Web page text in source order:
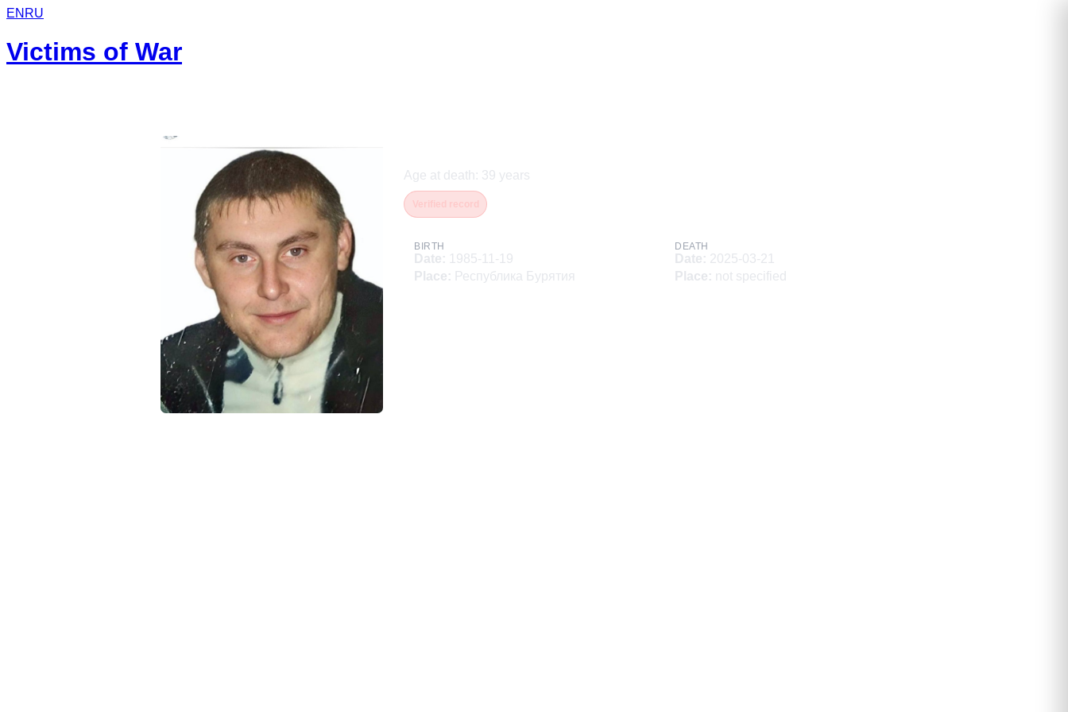
EN RU
Victims of War
Age at death : 39 years
BIRTH
Date: 1985-11-19
Place: Республика Бурятия
DEATH
Date: 2025-03-21
Place: not specified